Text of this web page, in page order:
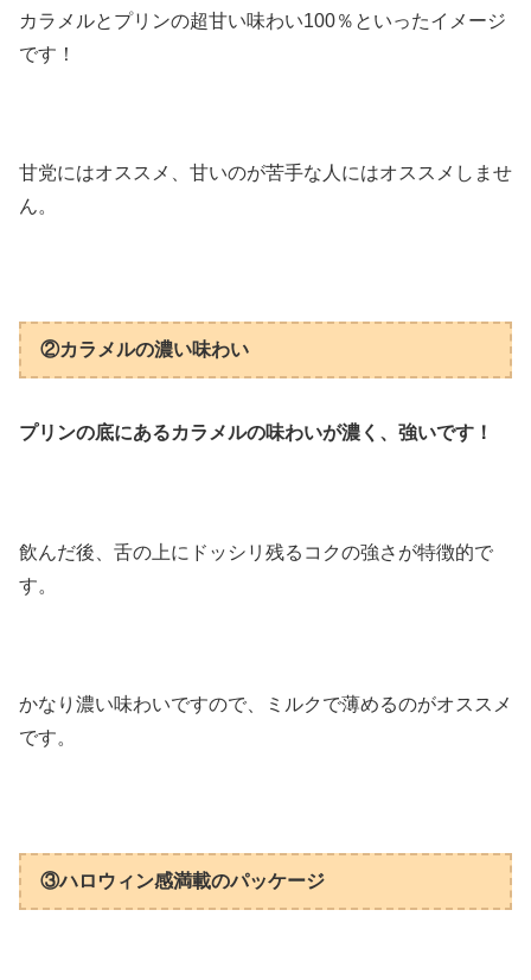
カラメルとプリンの超甘い味わい100％といったイメージ
です！
甘党にはオススメ、甘いのが苦手な人にはオススメしませ
ん。
②カラメルの濃い味わい
プリンの底にあるカラメルの味わいが濃く、強いです！
飲んだ後、舌の上にドッシリ残るコクの強さが特徴的で
す。
かなり濃い味わいですので、ミルクで薄めるのがオススメ
です。
③ハロウィン感満載のパッケージ